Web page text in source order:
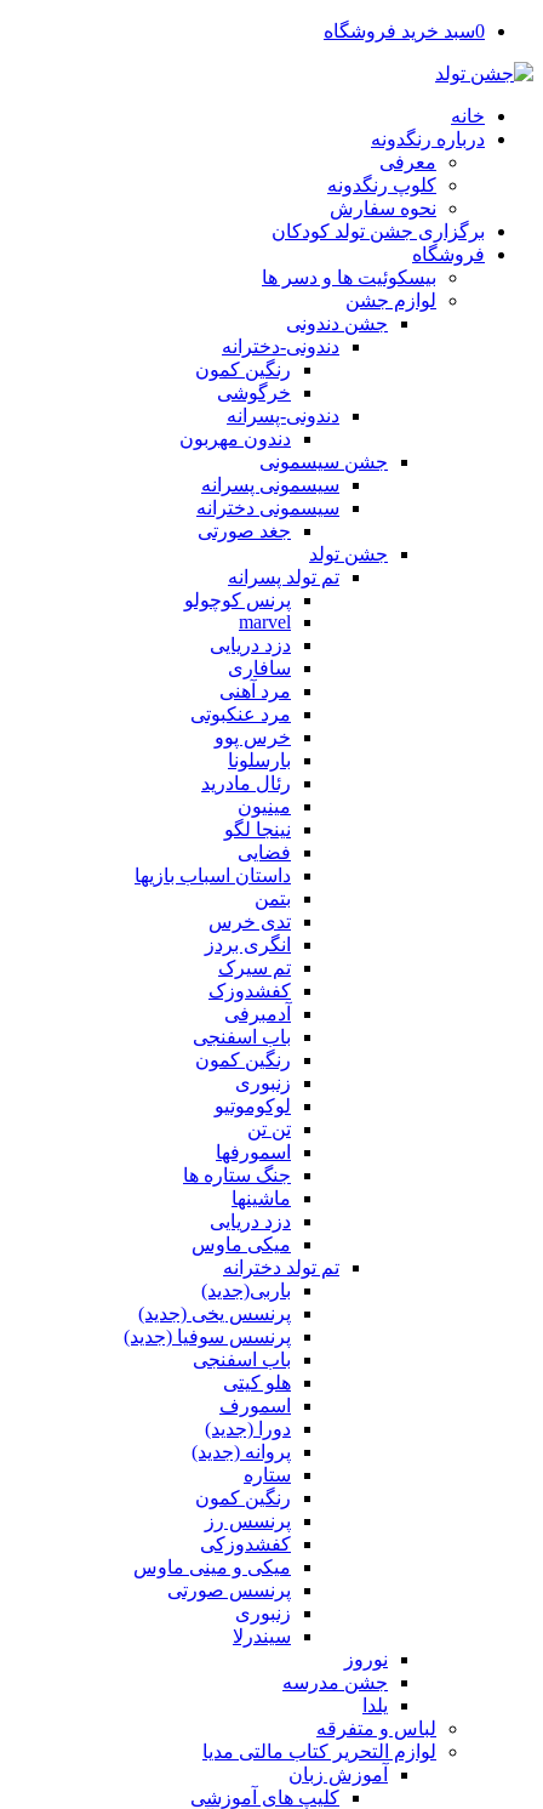
0سبد خرید فروشگاه
خانه
درباره رنگدونه
معرفی
کلوپ رنگدونه
نحوه سفارش
برگزاری جشن تولد کودکان
فروشگاه
بیسکوئیت ها و دسر ها
لوازم جشن
جشن دندونی
دندونی-دخترانه
رنگین کمون
خرگوشی
دندونی-پسرانه
دندون مهربون
جشن سیسمونی
سیسمونی پسرانه
سیسمونی دخترانه
جغد صورتی
جشن تولد
تم تولد پسرانه
پرنس کوچولو
marvel
دزد دریایی
سافاری
مرد آهنی
مرد عنکبوتی
خرس پوو
بارسلونا
رئال مادرید
مینیون
نینجا لگو
فضایی
داستان اسباب بازیها
بتمن
تدی خرس
انگری بردز
تم سیرک
کفشدوزک
آدمبرفی
باب اسفنجی
رنگین کمون
زنبوری
لوکوموتیو
تن تن
اسمورفها
جنگ ستاره ها
ماشینها
دزد دریایی
میکی ماوس
تم تولد دخترانه
باربی(جدید)
پرنسس یخی (جدید)
پرنسس سوفیا (جدید)
باب اسفنجی
هلو کیتی
اسمورف
دورا (جدید)
پروانه (جدید)
ستاره
رنگین کمون
پرنسس رز
کفشدوزکی
میکی و مینی ماوس
پرنسس صورتی
زنبوری
سیندرلا
نوروز
جشن مدرسه
یلدا
لباس و متفرقه
لوازم التحریر کتاب مالتی مدیا
آموزش زبان
کلیپ های آموزشی